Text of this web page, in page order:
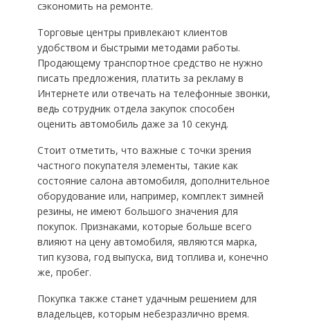
сэкономить на ремонте.
Торговые центры привлекают клиентов
удобством и быстрыми методами работы.
Продающему транспортное средство не нужно
писать предложения, платить за рекламу в
Интернете или отвечать на телефонные звонки,
ведь сотрудник отдела закупок способен
оценить автомобиль даже за 10 секунд.
Стоит отметить, что важные с точки зрения
частного покупателя элементы, такие как
состояние салона автомобиля, дополнительное
оборудование или, например, комплект зимней
резины, не имеют большого значения для
покупок. Признаками, которые больше всего
влияют на цену автомобиля, являются марка,
тип кузова, год выпуска, вид топлива и, конечно
же, пробег.
Покупка также станет удачным решением для
владельцев, которым небезразлично время.